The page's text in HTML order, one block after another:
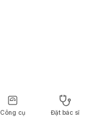
Công cụ Đặt bác sĩ